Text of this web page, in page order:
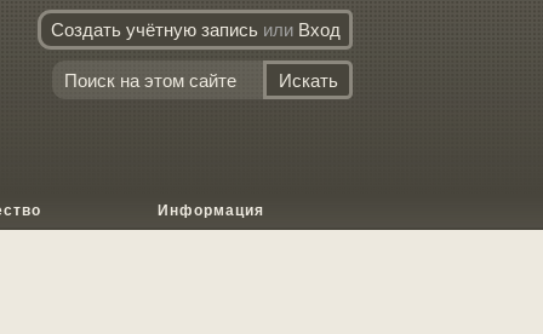
Информация
Создать учётную запись или Вход